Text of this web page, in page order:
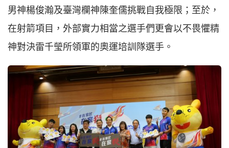
男神楊俊瀚及臺灣欄神陳奎儒挑戰自我極限；至於，
在射箭項目，外部實力相當之選手們更會以不畏懼精
神對決雷千瑩所領軍的奧運培訓隊選手。